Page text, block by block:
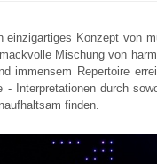
einzigartiges Konzept von
Mischung von
immensem Repertoire
- Interpretationen durch
finden.